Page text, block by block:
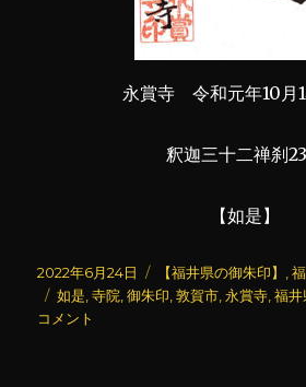
永賞寺 令和元年10月
釈迦三十二禅刹
【如是】
投
稿
日:
2022年6月24日
カ
テ
【福井県の御朱印】 ,
タ
グ
如是 ,寺院 ,御朱印 ,敦賀市 ,永賞寺 ,福井
コメント